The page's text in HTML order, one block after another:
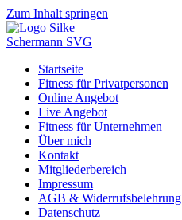
Zum Inhalt springen
Startseite
Fitness für Privatpersonen
Online Angebot
Live Angebot
Fitness für Unternehmen
Über mich
Kontakt
Mitgliederbereich
Impressum
AGB & Widerrufsbelehrung
Datenschutz